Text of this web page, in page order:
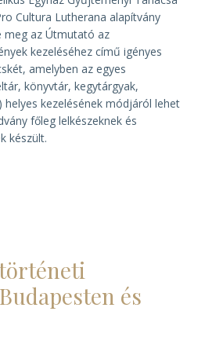
Cultura Lutherana alapítvány
meg az Útmutató az
kezeléséhez című igényes
amelyben az egyes
könyvtár, kegytárgyak,
kezelésének módjáról lehet
főleg lelkészeknek és
készült.
és